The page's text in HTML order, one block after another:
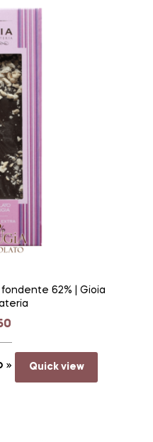
62% | Gioia
Quick view